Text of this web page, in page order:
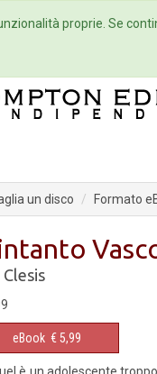
Eventi
un disco Formato
Clesis
eBook € 5,99
proprie. Se